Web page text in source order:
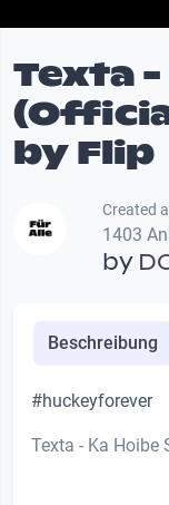
Texta -
by Flip
Created
1403
by
Beschreibung
#huckeyforever
Texta - Ka Hoibe